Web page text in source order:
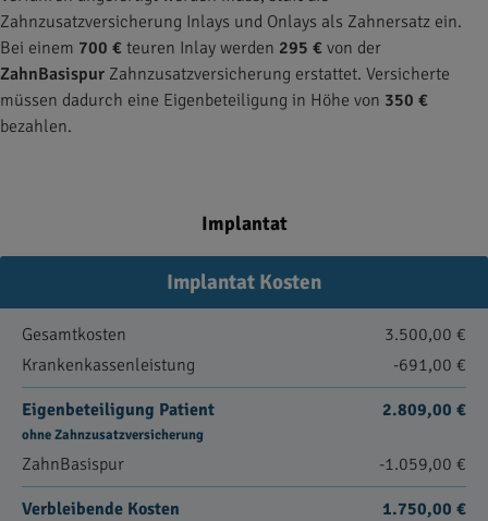
Zahnzusatzversicherung Inlays und Onlays als Zahnersatz ein.
Bei einem 700 € teuren Inlay werden 295 € von der
ZahnBasispur Zahnzusatzversicherung erstattet. Versicherte
müssen dadurch eine Eigenbeteiligung in Höhe von 350 €
bezahlen.
Implantat
Implantat Kosten
Gesamtkosten
3.500,00 €
Krankenkassenleistung
-691,00 €
Eigenbeteiligung Patient
ohne Zahnzusatzversicherung
2.809,00 €
ZahnBasispur -1.059,00 €
Verbleibende Kosten 1.750,00 €